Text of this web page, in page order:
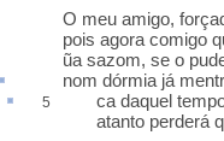
O meu amigo,
pois agora comigo
ũa sazom, se o
nom dórmia já
5 ca daquel
atanto perderá